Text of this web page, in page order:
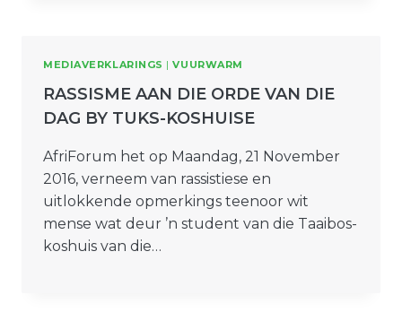
MEDIAVERKLARINGS |VUURWARM
RASSISME AAN DIE ORDE VAN DIE
DAG BY TUKS-KOSHUISE
AfriForum het op Maandag, 21 November
2016, verneem van rassistiese en
uitlokkende opmerkings teenoor wit
mense wat deur ’n student van die Taaibos-
koshuis van die…